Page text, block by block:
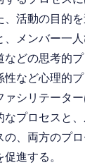
、活動の目的
、メンバー一
どの思考的
性など心理的
シリテータ
プロセスと
、両方のプ
進する。